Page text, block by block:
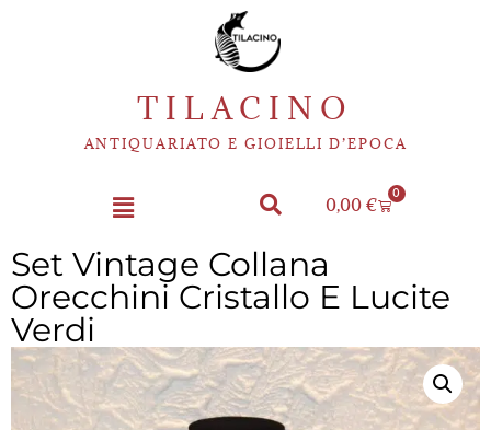
TILACINO
ANTIQUARIATO E GIOIELLI D’EPOCA
0,00 €
0
Set Vintage Collana
Orecchini Cristallo E Lucite
Verdi